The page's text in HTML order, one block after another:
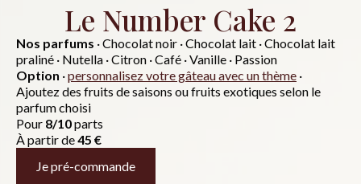
Le Number Cake 2
Nos parfums · Chocolat noir · Chocolat lait · Chocolat lait
praliné · Nutella · Citron · Café · Vanille · Passion
Option ·personnalisez votre gâteau avec un thème ·
Ajoutez des fruits de saisons ou fruits exotiques selon le
parfum choisi
Pour 8/10parts
À partir de45 €
Je pré-commande